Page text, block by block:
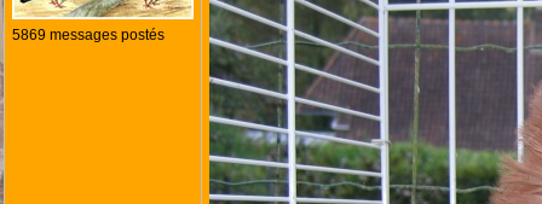
5869 messages postés